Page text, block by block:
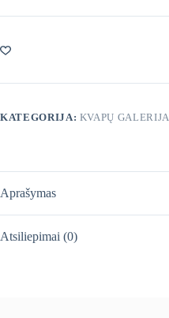
KATEGORIJA: KVAPŲ GALERIJA
Aprašymas
Atsiliepimai (0)